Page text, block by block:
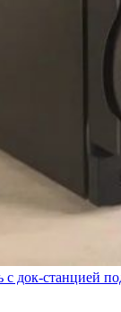
док-станцией